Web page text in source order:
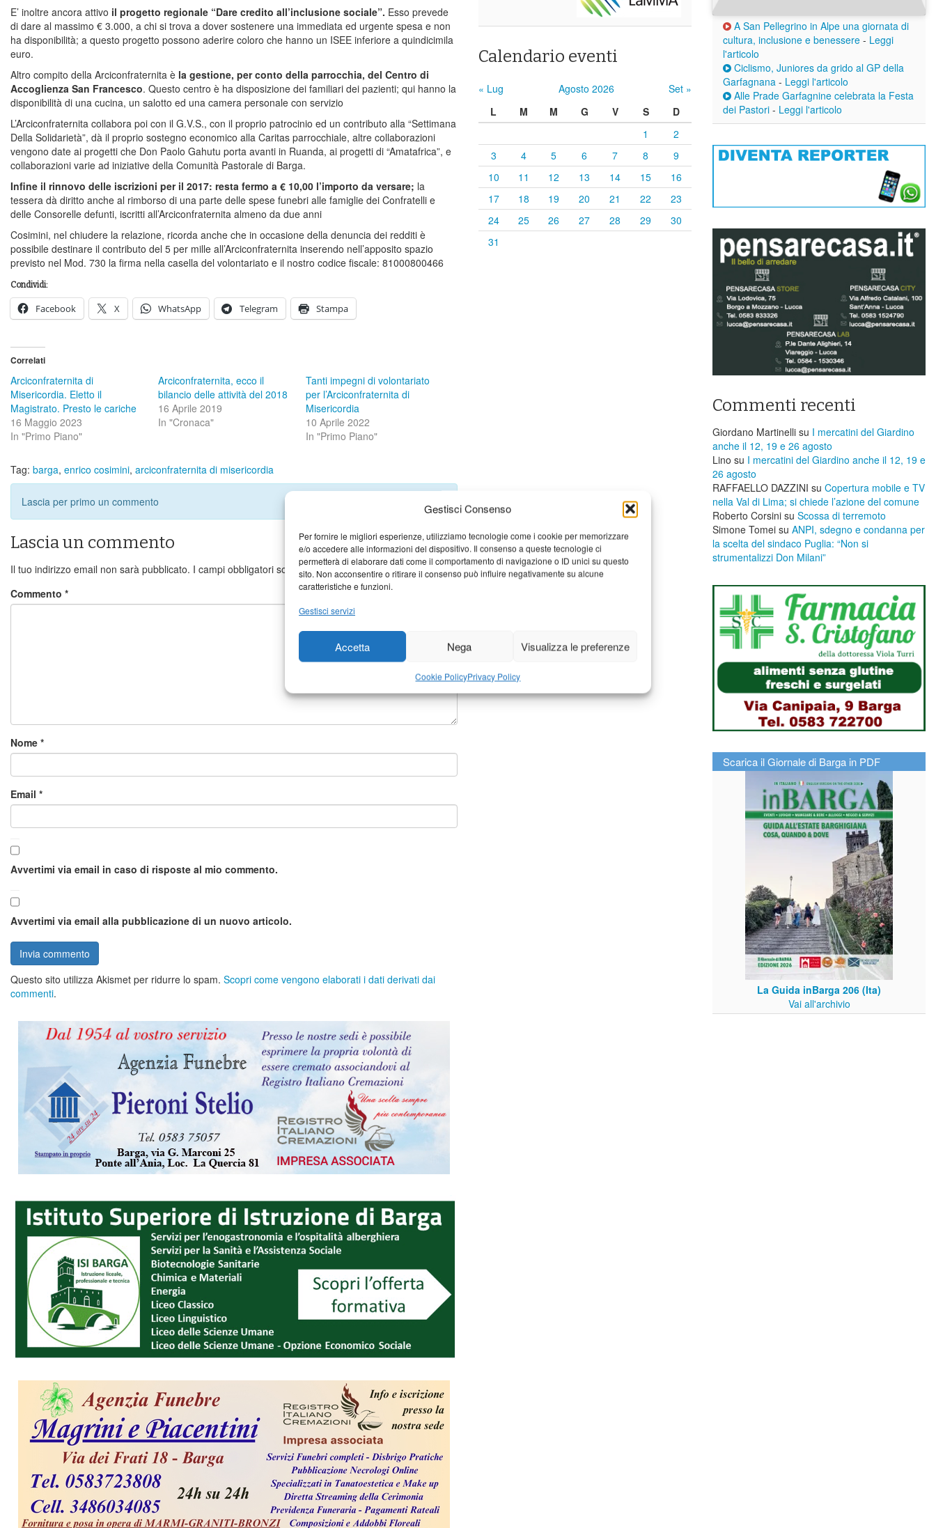
Gestisci Consenso
Per fornire le migliori esperienze, utilizziamo tecnologie come i cookie per memorizzare
e/o accedere alle informazioni del dispositivo. Il consenso a queste tecnologie ci
permetterà di elaborare dati come il comportamento di navigazione o ID unici su questo
sito. Non acconsentire o ritirare il consenso può influire negativamente su alcune
caratteristiche e funzioni.
Gestisci servizi
Accetta Nega Visualizza le preferenze
Cookie PolicyPrivacy Policy
E’ inoltre ancora attivo il progetto regionale “Dare credito all’inclusione sociale”. Esso prevede
di dare al massimo € 3.000, a chi si trova a dover sostenere una immediata ed urgente spesa e non
ha disponibilità; a questo progetto possono aderire coloro che hanno un ISEE inferiore a quindicimila
euro.
Altro compito della Arciconfraternita è la gestione, per conto della parrocchia, del Centro di
Accoglienza San Francesco. Questo centro è ha disposizione dei familiari dei pazienti; qui hanno la
disponibilità di una cucina, un salotto ed una camera personale con servizio
L’Arciconfraternita collabora poi con il G.V.S., con il proprio patrocinio ed un contributo alla “Settimana
Della Solidarietà”, dà il proprio sostegno economico alla Caritas parrocchiale, altre collaborazioni
vengono date ai progetti che Don Paolo Gahutu porta avanti in Ruanda, ai progetti di “Amatafrica”, e
collaborazioni varie ad iniziative della Comunità Pastorale di Barga.
Infine il rinnovo delle iscrizioni per il 2017: resta fermo a € 10,00 l’importo da versare; la
tessera dà diritto anche al rimborso di una parte delle spese funebri alle famiglie dei Confratelli e
delle Consorelle defunti, iscritti all’Arciconfraternita almeno da due anni
Cosimini, nel chiudere la relazione, ricorda anche che in occasione della denuncia dei redditi è
possibile destinare il contributo del 5 per mille all’Arciconfraternita inserendo nell’apposito spazio
previsto nel Mod. 730 la firma nella casella del volontariato e il nostro codice fiscale: 81000800466
Condividi:
Facebook X WhatsApp Telegram Stampa
Correlati
Arciconfraternita di
Misericordia. Eletto il
Magistrato. Presto le cariche
16 Maggio 2023
In "Primo Piano"
Arciconfraternita, ecco il
bilancio delle attività del 2018
16 Aprile 2019
In "Cronaca"
Tanti impegni di volontariato
per l’Arciconfraternita di
Misericordia
10 Aprile 2022
In "Primo Piano"
Tag: barga, enrico cosimini, arciconfraternita di misericordia
Lascia per primo un commento
Lascia un commento
Il tuo indirizzo email non sarà pubblicato. I campi obbligatori sono contrassegnati*
Commento *
Nome *
Email *
Avvertimi via email in caso di risposte al mio commento.
Avvertimi via email alla pubblicazione di un nuovo articolo.
Questo sito utilizza Akismet per ridurre lo spam. Scopri come vengono elaborati i dati derivati dai
commenti.
Calendario eventi
« Lug Agosto 2026
Set »
L
M M G V S
D
1
2
3
4 5 6 7 8
9
10
11 12 13 14 15
16
17
18 19 20 21 22
23
24
25 26 27 28 29
30
31
A San Pellegrino in Alpe una giornata di
cultura, inclusione e benessere - Leggi
l'articolo
Ciclismo, Juniores da grido al GP della
Garfagnana - Leggi l'articolo
Alle Prade Garfagnine celebrata la Festa
dei Pastori - Leggi l'articolo
Commenti recenti
Giordano Martinelli su I mercatini del Giardino
anche il 12, 19 e 26 agosto
Lino su I mercatini del Giardino anche il 12, 19 e
26 agosto
RAFFAELLO DAZZINI su ​Copertura mobile e TV
nella Val di Lima; si chiede l’azione del comune
Roberto Corsini su Scossa di terremoto
Simone Tomei su ANPI, sdegno e condanna per
la scelta del sindaco Puglia: “Non si
strumentalizzi Don Milani”
Scarica il Giornale di Barga in PDF
La Guida inBarga 206 (Ita)
Vai all'archivio